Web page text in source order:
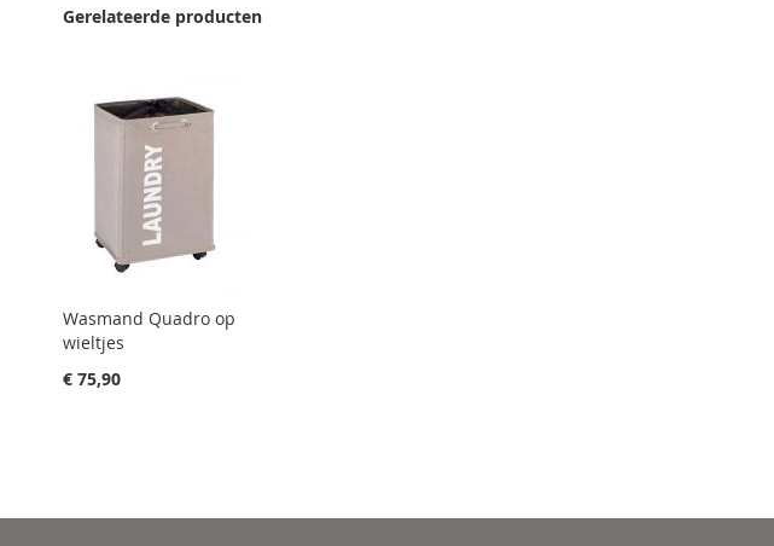
Gerelateerde producten
Wasmand Quadro op
wieltjes
€ 75,90